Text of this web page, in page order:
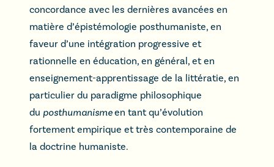
concordance avec les dernières avancées en
matière d’épistémologie posthumaniste, en
faveur d’une intégration progressive et
rationnelle en éducation, en général, et en
enseignement-apprentissage de la littératie, en
particulier du paradigme philosophique
du posthumanismeen tant qu’évolution
fortement empirique et très contemporaine de
la doctrine humaniste.